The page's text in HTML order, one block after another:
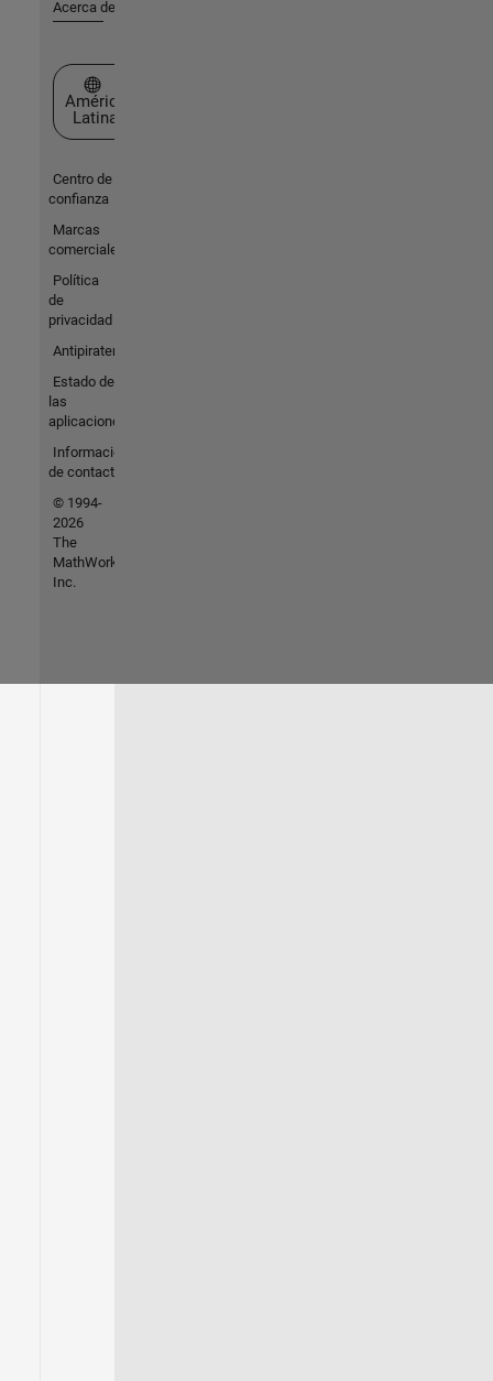
Acerca de MathWorks
Seleccione un país/idioma
América
Latina
Centro de
confianza
Marcas
comerciales
Política
de
privacidad
Antipiratería
Estado de
las
aplicaciones
Información
de contacto
© 1994-
2026
The
MathWorks,
Inc.